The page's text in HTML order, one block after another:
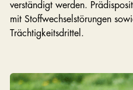
verständigt werden.
mit Stoffwechselstörungen
Trächtigkeitsdrittel.